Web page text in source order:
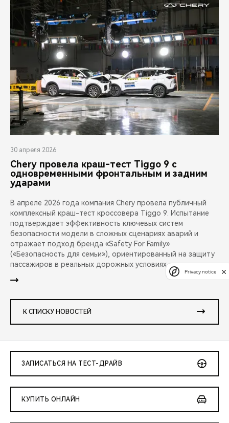
30 апреля 2026
Chery провела краш-тест Tiggo 9 с
одновременными фронтальным и задним
ударами
В апреле 2026 года компания Chery провела публичный
комплексный краш-тест кроссовера Tiggo 9. Испытание
подтверждает эффективность ключевых систем
безопасности модели в сложных сценариях аварий и
отражает подход бренда «Safety For Family»
(«Безопасность для семьи»), ориентированный на защиту
пассажиров в реальных дорожных условиях.
К СПИСКУ НОВОСТЕЙ
ЗАПИСАТЬСЯ НА ТЕСТ-ДРАЙВ
КУПИТЬ ОНЛАЙН
Privacy notice